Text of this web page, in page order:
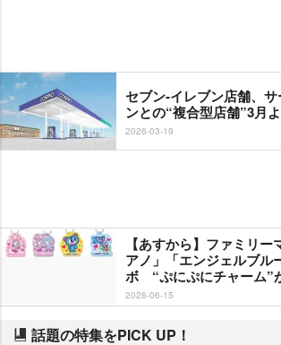
セブン‐イレブン店舗、
ンとの“複合型店舗”3月
2026-03-19
【あすから】ファミリ
アノ」「エンジェルブル
ボ “ぷにぷにチャーム”
2026-06-15
話題の特集をPICK UP！